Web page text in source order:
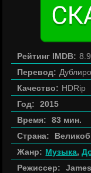
Рейтинг IMDB: 8.9
Перевод:
Качество: HDRip
Год:
2015
Время:
83 мин.
Страна:
Жанр: Музыка,
Режиссер: